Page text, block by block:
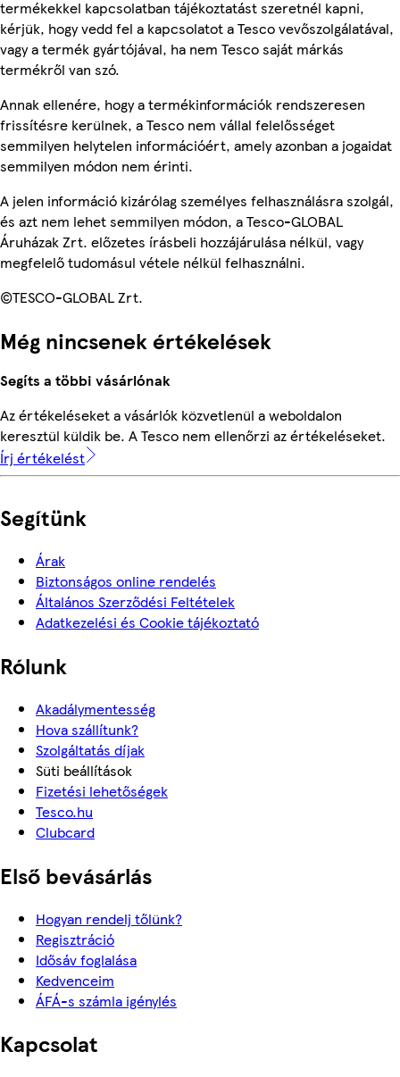
termékekkel kapcsolatban tájékoztatást szeretnél kapni,
kérjük, hogy vedd fel a kapcsolatot a Tesco vevőszolgálatával,
vagy a termék gyártójával, ha nem Tesco saját márkás
termékről van szó.
Annak ellenére, hogy a termékinformációk rendszeresen
frissítésre kerülnek, a Tesco nem vállal felelősséget
semmilyen helytelen információért, amely azonban a jogaidat
semmilyen módon nem érinti.
A jelen információ kizárólag személyes felhasználásra szolgál,
és azt nem lehet semmilyen módon, a Tesco-GLOBAL
Áruházak Zrt. előzetes írásbeli hozzájárulása nélkül, vagy
megfelelő tudomásul vétele nélkül felhasználni.
©TESCO-GLOBAL Zrt.
Még nincsenek értékelések
Segíts a többi vásárlónak
Az értékeléseket a vásárlók közvetlenül a weboldalon
keresztül küldik be. A Tesco nem ellenőrzi az értékeléseket.
Írj értékelést
Segítünk
Árak
Biztonságos online rendelés
Általános Szerződési Feltételek
Adatkezelési és Cookie tájékoztató
Rólunk
Akadálymentesség
Hova szállítunk?
Szolgáltatás díjak
Süti beállítások
Fizetési lehetőségek
Tesco.hu
Clubcard
Első bevásárlás
Hogyan rendelj tőlünk?
Regisztráció
Idősáv foglalása
Kedvenceim
ÁFÁ-s számla igénylés
Kapcsolat